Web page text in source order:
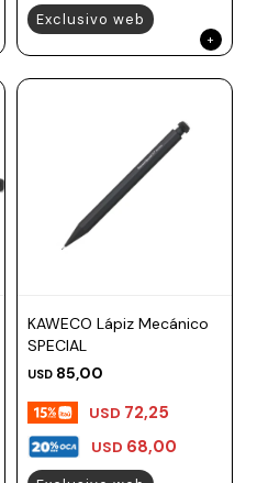
Exclusivo web
KAWECO Lápiz Mecánico
SPECIAL
USD 85,00
USD 68,00
USD 72,25